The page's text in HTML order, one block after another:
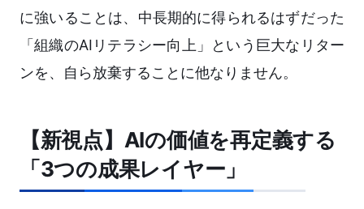
に強いることは、中長期的に得られるはずだった
「組織のAIリテラシー向上」という巨大なリター
ンを、自ら放棄することに他なりません。
【新視点】AIの価値を再定義する
「3つの成果レイヤー」